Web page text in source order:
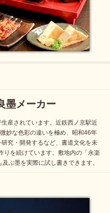
墨メーカー
産されています。近鉄西ノ京駅近
妙な色彩の違いを極め、昭和46年
究・開発するなど、書道文化を未
りを続けています。敷地内の「永楽
ぶ墨を実際に試し書きできます。